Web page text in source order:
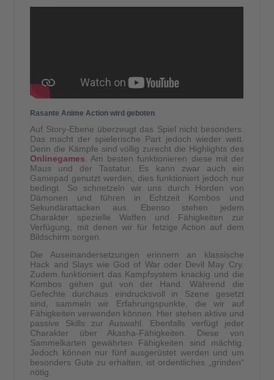
Rasante Anime Action wird geboten
Auf Story-Ebene überzeugt das Spiel nicht besonders.
Das macht der spielerische Part jedoch wieder wett.
Denn die Kämpfe sind völlig zurecht die Highlights des
Onlinegames . Am besten funktionieren diese mit der
Maus und der Tastatur. Es kann zwar auch ein
Gamepad genutzt werden, dies funktioniert jedoch nur
bedingt. So schnetzeln wir uns durch Horden von
Dämonen und führen in Echtzeit Kombos und
Sekundärattacken aus. Ebenso stehen jedem
Charakter spezielle Waffen und Fähigkeiten zur
Verfügung, mit denen wir für fetzige Action auf dem
Bildschirm sorgen.
Die Auseinandersetzungen erinnern an klassische
Hack and Slays wie God of War oder Devil May Cry.
Zudem funktioniert das Kampfsystem knackig und die
Kombos gehen gut von der Hand. Während die
Gefechte durchaus eindrucksvoll in Szene gesetzt
sind, sammeln wir Erfahrungspunkte, die wir auf
Fähigkeiten verwenden können. Hier stehen aktive und
passive Skills zur Auswahl. Ebenfalls verfügt jeder
Charakter über Akasha-Fähigkeiten. Diese von
Sammelkarten gewährten Fähigkeiten sind mächtig.
Jedoch können nur fünf ausgerüstet werden und um
besonders Gute zu erhalten, ist ordentliches „grinden“
nötig.